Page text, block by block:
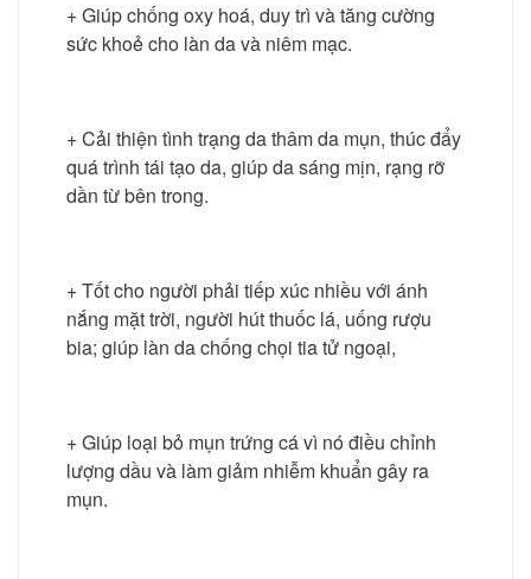
+ Giúp chống oxy hoá, duy trì và tăng cường
sức khoẻ cho làn da và niêm mạc.
+ Cải thiện tình trạng da thâm da mụn, thúc đẩy
quá trình tái tạo da, giúp da sáng mịn, rạng rỡ
dần từ bên trong.
+ Tốt cho người phải tiếp xúc nhiều với ánh
nắng mặt trời, người hút thuốc lá, uống rượu
bia; giúp làn da chống chọi tia tử ngoại,
+ Giúp loại bỏ mụn trứng cá vì nó điều chỉnh
lượng dầu và làm giảm nhiễm khuẩn gây ra
mụn.